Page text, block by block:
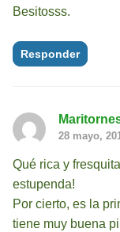
Besitosss.
Responder
28 mayo,
Qué rica y
estupenda!
Por cierto, es la
tiene muy buena